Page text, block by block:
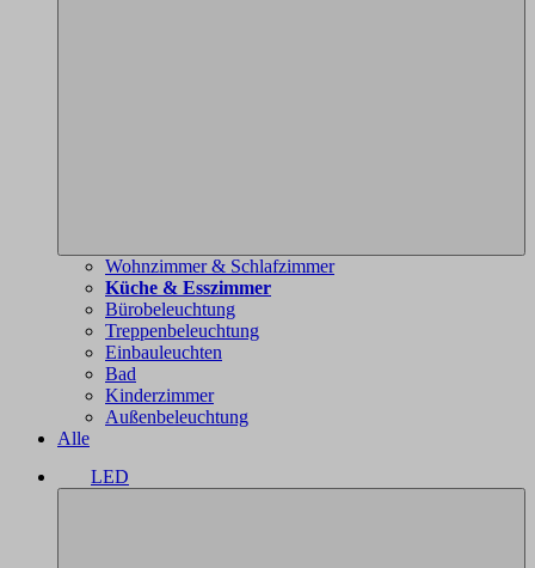
Wohnzimmer & Schlafzimmer
Küche & Esszimmer
Bürobeleuchtung
Treppenbeleuchtung
Einbauleuchten
Bad
Kinderzimmer
Außenbeleuchtung
Alle
LED